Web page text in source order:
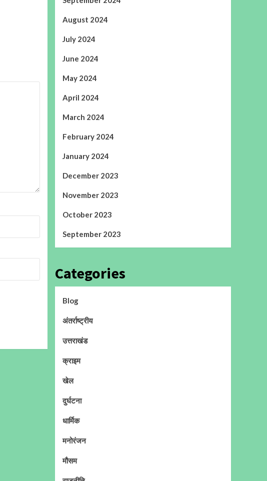
August 2024
July 2024
June 2024
May 2024
April 2024
March 2024
February 2024
January 2024
December 2023
November 2023
October 2023
September 2023
Categories
Blog
अंतर्राष्ट्रीय
उत्तराखंड
क्राइम
खेल
दुर्घटना
धार्मिक
मनोरंजन
मौसम